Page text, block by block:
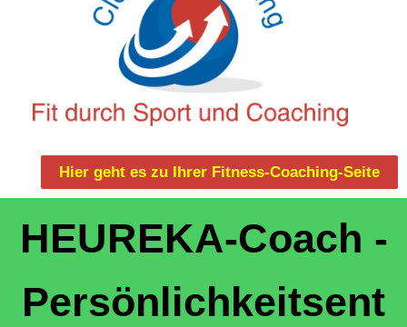
Hier geht es zu Ihrer Fitness-Coaching-Seite
HEUREKA-Coach -
Persönlichkeitsent